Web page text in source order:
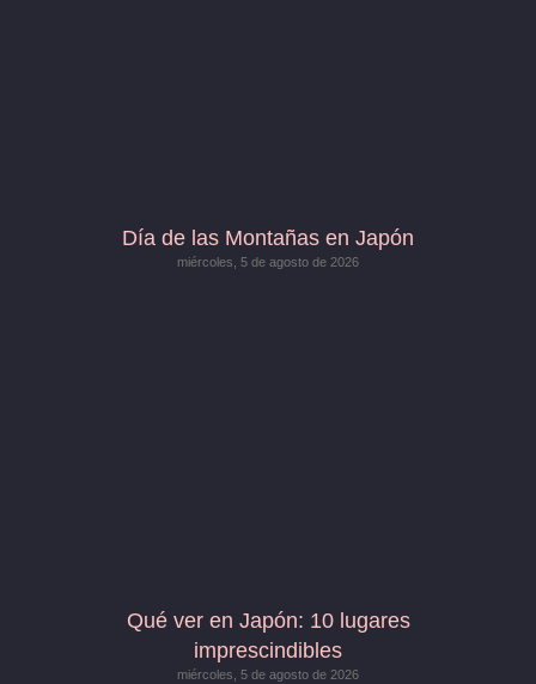
Día de las Montañas en Japón
miércoles, 5 de agosto de 2026
Qué ver en Japón: 10 lugares
imprescindibles
miércoles, 5 de agosto de 2026